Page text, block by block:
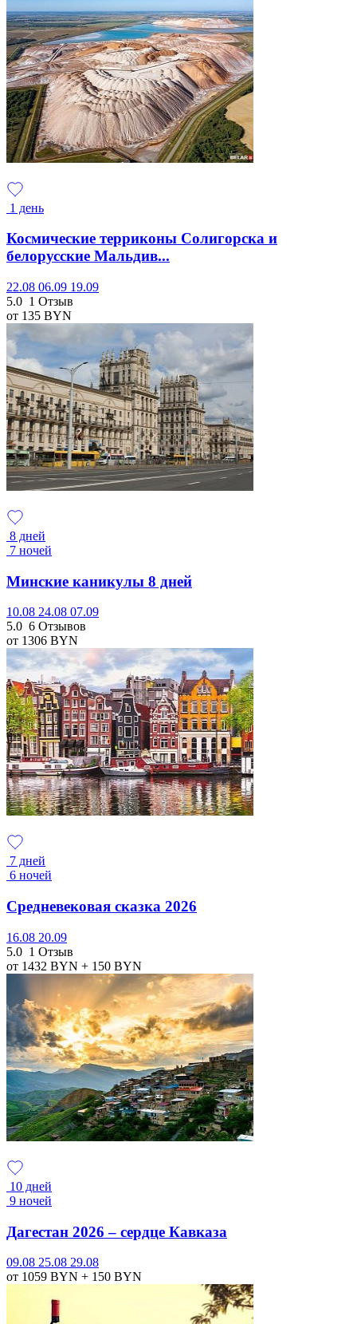
1 день
Космические терриконы Солигорска и
белорусские Мальдив...
22.08 06.09 19.09
5.0 1 Отзыв
от 135 BYN
8 дней
7 ночей
Минские каникулы 8 дней
10.08 24.08 07.09
5.0 6 Отзывов
от 1306 BYN
7 дней
6 ночей
Средневековая сказка 2026
16.08 20.09
5.0 1 Отзыв
от 1432 BYN + 150 BYN
10 дней
9 ночей
Дагестан 2026 – сердце Кавказа
09.08 25.08 29.08
от 1059 BYN + 150 BYN